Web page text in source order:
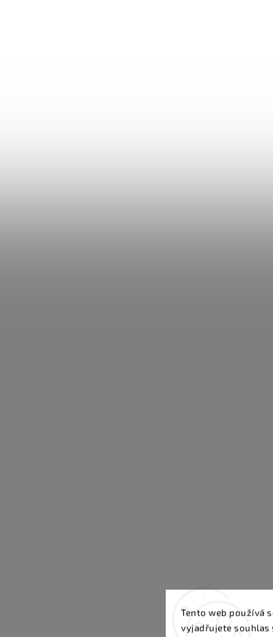
Tento web používá
vyjadřujete souhlas